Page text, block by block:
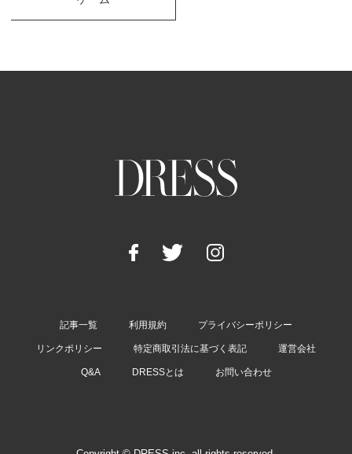
記事一覧 利用規約 プライバシーポリシー
リンクポリシー 特定商取引法に基づく表記 運営会社
Q&A DRESSとは お問い合わせ